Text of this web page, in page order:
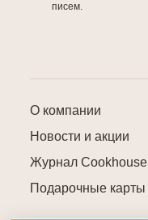
О компании
Новости и акции
Журнал Cookhouse
Подарочные карты
писем.